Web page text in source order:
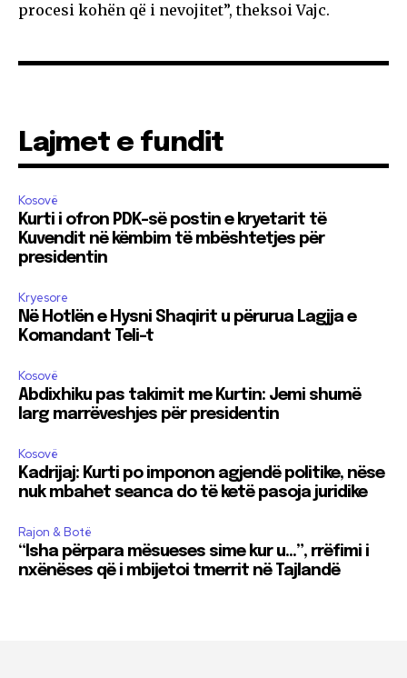
procesi kohën që i nevojitet”, theksoi Vajc.
Lajmet e fundit
Kosovë
Kurti i ofron PDK-së postin e kryetarit të
Kuvendit në këmbim të mbështetjes për
presidentin
Kryesore
Në Hotlën e Hysni Shaqirit u përurua Lagjja e
Komandant Teli-t
Kosovë
Abdixhiku pas takimit me Kurtin: Jemi shumë
larg marrëveshjes për presidentin
Kosovë
Kadrijaj: Kurti po imponon agjendë politike, nëse
nuk mbahet seanca do të ketë pasoja juridike
Rajon & Botë
“Isha përpara mësueses sime kur u…”, rrëfimi i
nxënëses që i mbijetoi tmerrit në Tajlandë